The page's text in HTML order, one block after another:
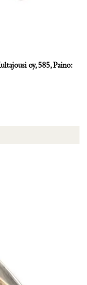
oy, 585, Paino: